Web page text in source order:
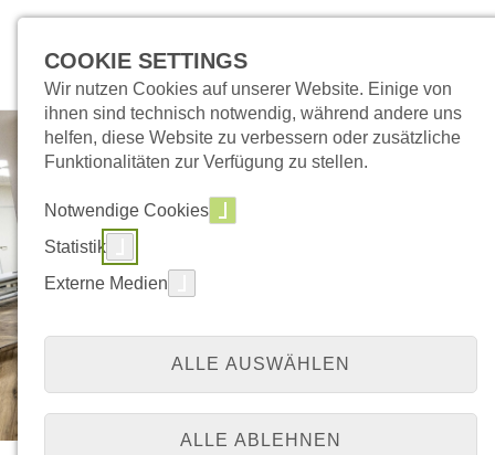
COOKIE SETTINGS
Wir nutzen Cookies auf unserer Website. Einige von
ihnen sind technisch notwendig, während andere uns
helfen, diese Website zu verbessern oder zusätzliche
Funktionalitäten zur Verfügung zu stellen.
Notwendige Cookies
Statistik
Externe Medien
ALLE AUSWÄHLEN
ALLE ABLEHNEN